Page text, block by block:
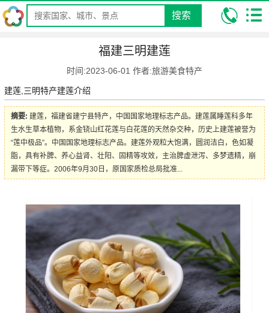
搜索
福建三明建莲
时间:2023-06-01 作者:旅游美食特产
建莲,三明特产建莲介绍
摘要: 建莲，福建省建宁县特产，中国国家地理标志产品。建莲属睡莲科多年
生水生草本植物，系金铙山红花莲与白花莲的天然杂交种，历史上建莲被誉为
“莲中极品”。中国国家地理标志产品。建莲外观粒大饱满，圆润洁白，色如凝
脂，具有补脾、养心益肾、壮阳、固精等攻效，主治脾虚泄泻、多梦遗精，崩
漏带下等症。2006年9月30日，原国家质检总局批准...